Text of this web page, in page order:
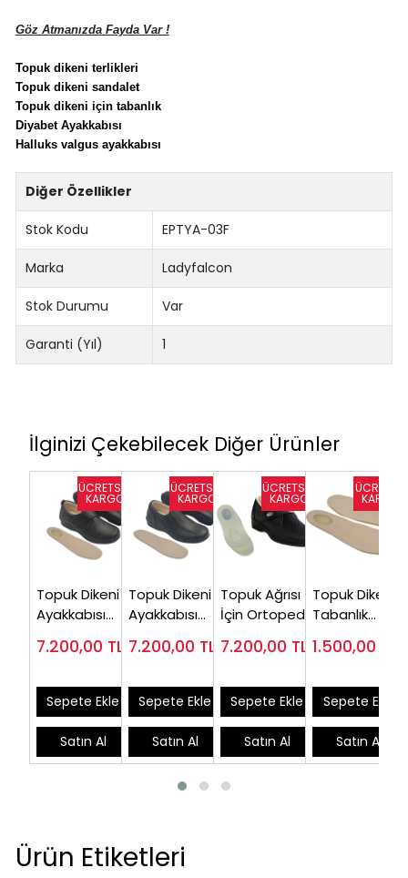
Göz Atmanızda Fayda Var !
Topuk dikeni terlikleri
Topuk dikeni sandalet
Topuk dikeni için tabanlık
Diyabet Ayakkabısı
Halluks valgus ayakkabısı
Diğer Özellikler
Stok Kodu EPTYA-03F
Marka Ladyfalcon
Stok Durumu Var
Garanti (Yıl) 1
İlginizi Çekebilecek Diğer Ürünler
Topuk Dikeni
Ayakkabısı
EPTA01S (En
7.200,00 TL
Sepete Ekle
Satın Al
Topuk Dikeni
Ayakkabısı
EPTA-04S
7.200,00 TL
Sepete Ekle
Satın Al
Topuk Ağrısı
İçin Ortopedik
Kadın
7.200,00 TL
Sepete Ekle
Satın Al
Topuk Dikeni
Tabanlık
(Silikon Epin
1.500,00
Sepete Ekle
Satın Al
Ürün Etiketleri